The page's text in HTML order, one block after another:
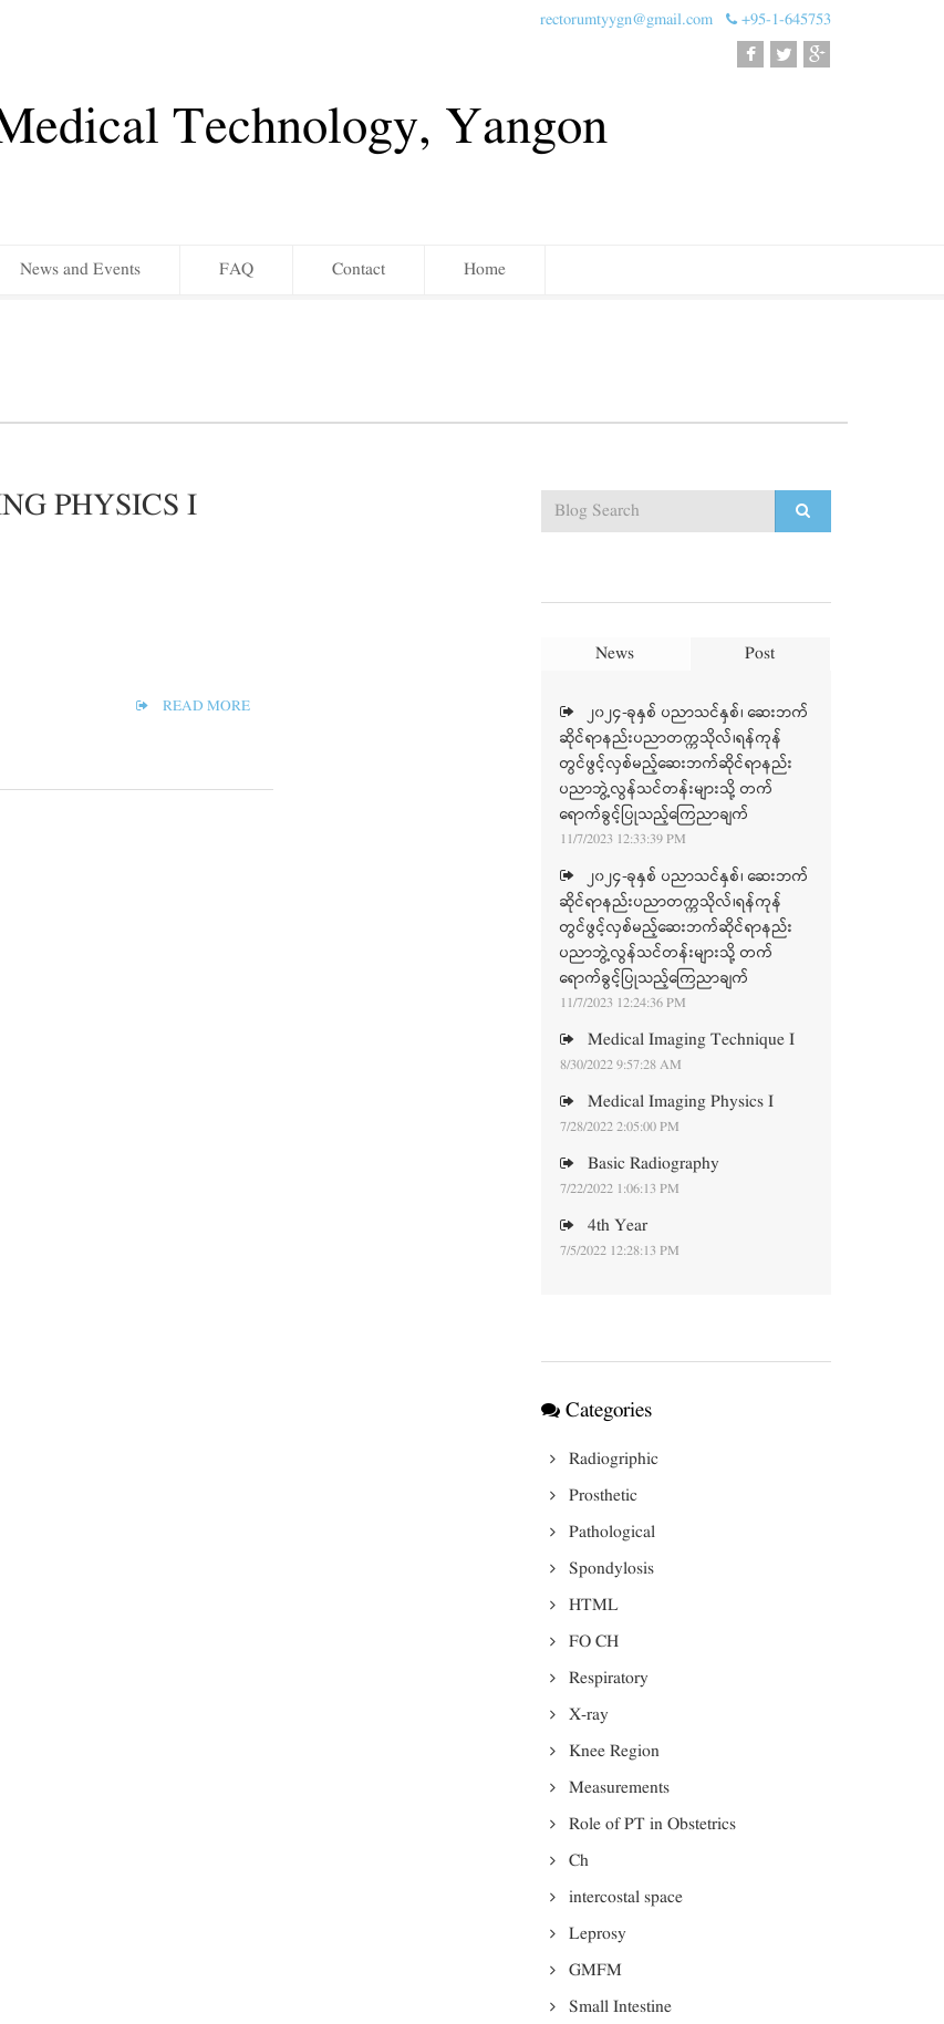
rectorumtyygn@gmail.com +95-1-645753
Technology, Yangon
News and Events FAQ Contact Home
PHYSICS I
READ MORE
News Post
၂၀၂၄-ခုနှစ် ပညာသင်နှစ်၊ ဆေးဘက်
ဆိုင်ရာနည်းပညာတက္ကသိုလ်၊ရန်ကုန်
တွင်ဖွင့်လှစ်မည့်ဆေးဘက်ဆိုင်ရာနည်း
ပညာဘွဲ့လွန်သင်တန်းများသို့ တက်
ရောက်ခွင့်ပြုသည့်ကြေညာချက်
11/7/2023 12:33:39 PM
၂၀၂၄-ခုနှစ် ပညာသင်နှစ်၊ ဆေးဘက်
ဆိုင်ရာနည်းပညာတက္ကသိုလ်၊ရန်ကုန်
တွင်ဖွင့်လှစ်မည့်ဆေးဘက်ဆိုင်ရာနည်း
ပညာဘွဲ့လွန်သင်တန်းများသို့ တက်
ရောက်ခွင့်ပြုသည့်ကြေညာချက်
11/7/2023 12:24:36 PM
Medical Imaging Technique I
8/30/2022 9:57:28 AM
Medical Imaging Physics I
7/28/2022 2:05:00 PM
Basic Radiography
7/22/2022 1:06:13 PM
4th Year
7/5/2022 12:28:13 PM
Categories
Radiogriphic
Prosthetic
Pathological
Spondylosis
HTML
FO CH
Respiratory
X-ray
Knee Region
Measurements
Role of PT in Obstetrics
Ch
intercostal space
Leprosy
GMFM
Small Intestine